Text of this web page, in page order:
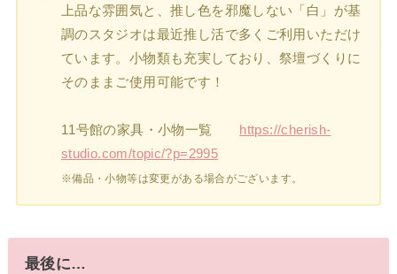
上品な雰囲気と、推し色を邪魔しない「白」が基
調のスタジオは最近推し活で多くご利用いただけ
ています。小物類も充実しており、祭壇づくりに
そのままご使用可能です！
11号館の家具・小物一覧 https://cherish-
studio.com/topic/?p=2995
※備品・小物等は変更がある場合がございます。
最後に…